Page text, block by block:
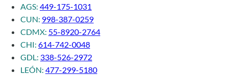
AGS: 449-175-1031
CUN: 998-387-0259
CDMX: 55-8920-2764
CHI: 614-742-0048
GDL: 338-526-2972
LEÓN: 477-299-5180